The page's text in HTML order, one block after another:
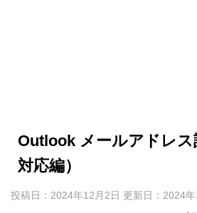
Outlook メールアドレス
対応編）
投稿日：2024年12月2日 更新日： 2024年